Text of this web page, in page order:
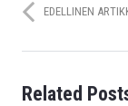
EDELLINEN
Related